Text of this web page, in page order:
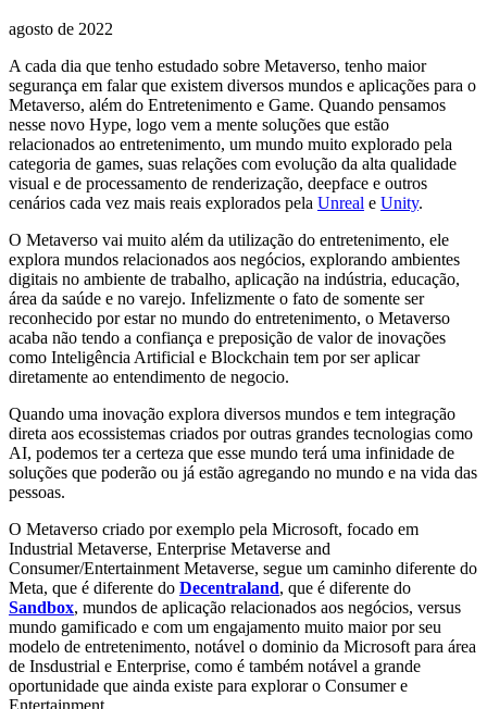
agosto de 2022
A cada dia que tenho estudado sobre Metaverso, tenho maior
segurança em falar que existem diversos mundos e aplicações para o
Metaverso, além do Entretenimento e Game. Quando pensamos
nesse novo Hype, logo vem a mente soluções que estão
relacionados ao entretenimento, um mundo muito explorado pela
categoria de games, suas relações com evolução da alta qualidade
visual e de processamento de renderização, deepface e outros
cenários cada vez mais reais explorados pela Unreal e Unity.
O Metaverso vai muito além da utilização do entretenimento, ele
explora mundos relacionados aos negócios, explorando ambientes
digitais no ambiente de trabalho, aplicação na indústria, educação,
área da saúde e no varejo. Infelizmente o fato de somente ser
reconhecido por estar no mundo do entretenimento, o Metaverso
acaba não tendo a confiança e preposição de valor de inovações
como Inteligência Artificial e Blockchain tem por ser aplicar
diretamente ao entendimento de negocio.
Quando uma inovação explora diversos mundos e tem integração
direta aos ecossistemas criados por outras grandes tecnologias como
AI, podemos ter a certeza que esse mundo terá uma infinidade de
soluções que poderão ou já estão agregando no mundo e na vida das
pessoas.
O Metaverso criado por exemplo pela Microsoft, focado em
Industrial Metaverse, Enterprise Metaverse and
Consumer/Entertainment Metaverse, segue um caminho diferente do
Meta, que é diferente do Decentraland, que é diferente do
Sandbox, mundos de aplicação relacionados aos negócios, versus
mundo gamificado e com um engajamento muito maior por seu
modelo de entretenimento, notável o dominio da Microsoft para área
de Insdustrial e Enterprise, como é também notável a grande
oportunidade que ainda existe para explorar o Consumer e
Entertainment.